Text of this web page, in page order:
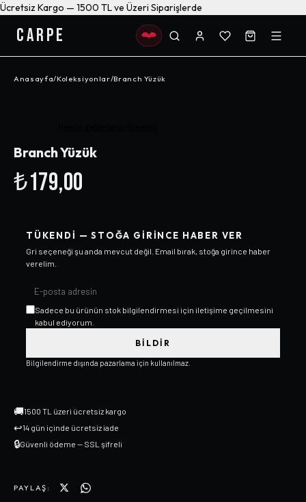
Ücretsiz Kargo — 1500 TL ve Üzeri Siparişlerde
CARPE
Anasayfa/Koleksiyonlar/Branch Yüzük
Branch Yüzük
₺179,00
TÜKENDI — STOĞA GIRINCE HABER VER
Gri seçeneği şu anda mevcut değil. Email bırak, stoğa girince haber
verelim.
Sadece bu ürünün stok bilgilendirmesi için iletişime geçilmesini
kabul ediyorum.
BILDIR
Bilgilendirme dışında pazarlama için kullanılmaz.
🚚1500 TL üzeri ücretsiz kargo
↩14 gün içinde ücretsiz iade
🔒Güvenli ödeme — SSL şifreli
PAYLAŞ: